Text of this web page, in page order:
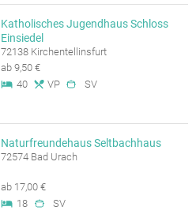
Katholisches Jugendhaus Schloss
Einsiedel
72138 Kirchentellinsfurt
ab 9,50 €
40
VP SV
Naturfreundehaus Seltbachhaus
72574 Bad Urach
ab 17,00 €
18
SV